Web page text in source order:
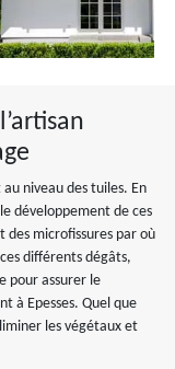
niveau des tuiles. En
développement de ces
des microfissures par où
différents dégâts,
pour assurer le
à Epesses. Quel que
les végétaux et